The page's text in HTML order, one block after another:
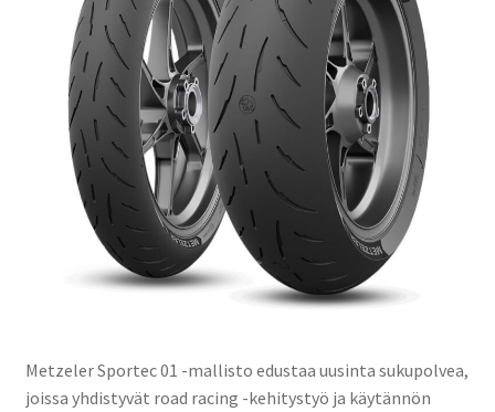
Metzeler Sportec 01 -mallisto edustaa uusinta sukupolvea,
joissa yhdistyvät road racing -kehitystyö ja käytännön